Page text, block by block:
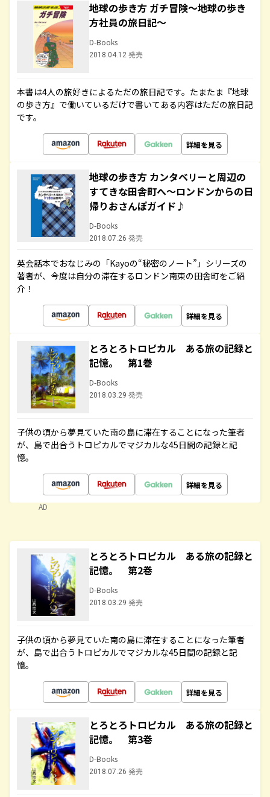
地球の歩き方 ガチ冒険～地球の歩き
方社員の旅日記～
D-Books
2018.04.12 発売
本書は4人の旅好きによるただの旅日記です。たまたま『地球
の歩き方』で働いているだけで書いてある内容はただの旅日記
です。
詳細を見る
地球の歩き方 カンタベリーと周辺の
すてきな田舎町へ～ロンドンからの日
帰りおさんぽガイド♪
D-Books
2018.07.26 発売
英会話本でおなじみの「Kayoの“秘密のノート”」シリーズの
著者が、今度は自分の滞在するロンドン南東の田舎町をご紹
介！
詳細を見る
とろとろトロピカル ある旅の記録と
記憶。 第1巻
D-Books
2018.03.29 発売
子供の頃から夢見ていた南の島に滞在することになった筆者
が、島で出合うトロピカルでマジカルな45日間の記録と記
憶。
詳細を見る
AD
とろとろトロピカル ある旅の記録と
記憶。 第2巻
D-Books
2018.03.29 発売
子供の頃から夢見ていた南の島に滞在することになった筆者
が、島で出合うトロピカルでマジカルな45日間の記録と記
憶。
詳細を見る
とろとろトロピカル ある旅の記録と
記憶。 第3巻
D-Books
2018.07.26 発売